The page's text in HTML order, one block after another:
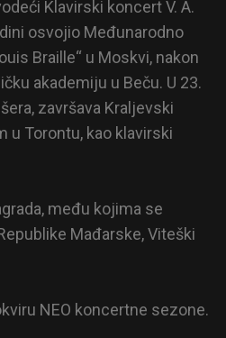
Klavirski koncert V. A.
osvojio Međunarodno
Braille“ u Moskvi, nakon
akademiju u Beču. U 23.
završava Kraljevski
u Torontu, kao klavirski
među kojima se
Mađarske, Viteški
NEO koncertne sezone.